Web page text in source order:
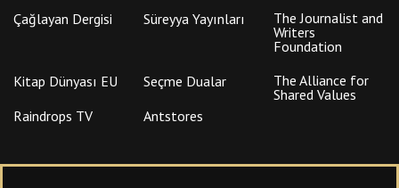
Çağlayan Dergisi
Süreyya Yayınları
The Journalist and
Writers
Foundation
Kitap Dünyası EU
Seçme Dualar
The Alliance for
Shared Values
Raindrops TV
Antstores